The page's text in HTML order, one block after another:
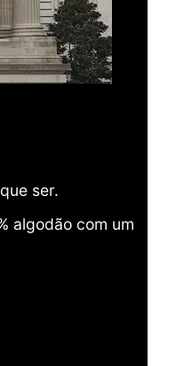
ser.
algodão com um